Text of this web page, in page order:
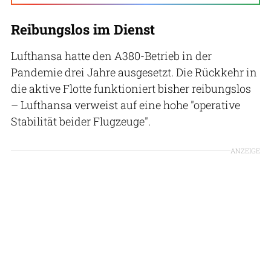
Reibungslos im Dienst
Lufthansa hatte den A380-Betrieb in der
Pandemie drei Jahre ausgesetzt. Die Rückkehr in
die aktive Flotte funktioniert bisher reibungslos
– Lufthansa verweist auf eine hohe "operative
Stabilität beider Flugzeuge".
ANZEIGE